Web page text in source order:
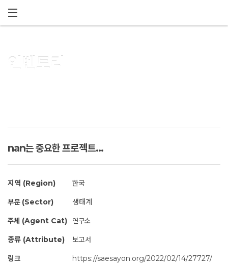
인벤토리
nan는 중요한 프로젝트...
지역 (Region) 한국
부문 (Sector) 생태계
주체 (Agent Cat) 연구소
종류 (Attribute) 보고서
링크 https://saesayon.org/2022/02/14/27727/